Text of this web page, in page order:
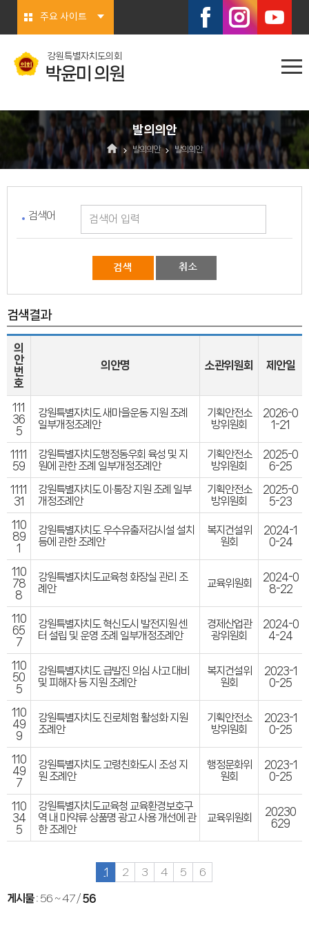
주요 사이트
강원특별자치도의회
박윤미 의원
발의의안
발의의안 발의의안
검색어
검색결과
의
안
번
호
의안명 소관위원회 제안일
111
36
5
강원특별자치도 새마을운동 지원 조례
일부개정조례안
기획안전소
방위원회
2026-0
1-21
1111
59
강원특별자치도행정동우회 육성 및 지
원에 관한 조례 일부개정조례안
기획안전소
방위원회
2025-0
6-25
1111
31
강원특별자치도 이·통장 지원 조례 일부
개정조례안
기획안전소
방위원회
2025-0
5-23
110
89
1
강원특별자치도 우수유출저감시설 설치
등에 관한 조례안
복지건설위
원회
2024-1
0-24
110
78
8
강원특별자치도교육청 화장실 관리 조
례안
교육위원회
2024-0
8-22
110
65
7
강원특별자치도 혁신도시 발전지원 센
터 설립 및 운영 조례 일부개정조례안
경제산업관
광위원회
2024-0
4-24
110
50
5
강원특별자치도 급발진 의심 사고 대비
및 피해자 등 지원 조례안
복지건설위
원회
2023-1
0-25
110
49
9
강원특별자치도 진로체험 활성화 지원
조례안
기획안전소
방위원회
2023-1
0-25
110
49
7
강원특별자치도 고령친화도시 조성 지
원 조례안
행정문화위
원회
2023-1
0-25
110
34
5
강원특별자치도교육청 교육환경보호구
역 내 마약류 상품명 광고 사용 개선에 관
한 조례안
교육위원회
20230
629
1 2 3 4 5 6
게시물: 56 ~ 47/56